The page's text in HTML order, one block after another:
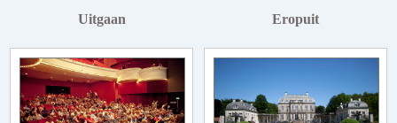
Uitgaan Eropuit